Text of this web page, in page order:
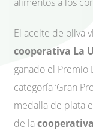
El aceite de oliva
cooperativa La
ganado el Premio
categoría ‘Gran
medalla de plata
de la